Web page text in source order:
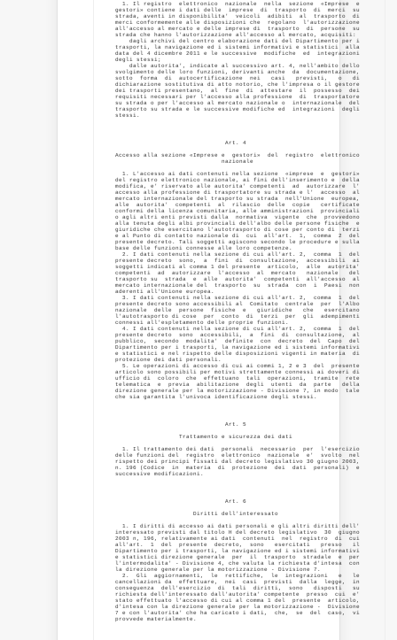
  1. Il registro  elettronico  nazionale  nella  sezione  «Imprese  e
gestori» contiene i dati delle  imprese  di  trasporto  di  merci  su
strada, aventi in disponibilita'  veicoli  adibiti  al  trasporto  di
merci conformemente alle disposizioni che  regolano  l'autorizzazione
all'accesso al mercato e delle imprese di  trasporto  di  persone  su
strada che hanno l'autorizzazione all'accesso al mercato, acquisiti:
    dagli archivi del centro elaborazione dati del Dipartimento per i
trasporti, la navigazione ed i sistemi informativi e statistici  alla
data del 4 dicembre 2011 e le successive  modifiche  ed  integrazioni
degli stessi;
    dalle autorita', indicate al successivo art. 4, nell'ambito dello
svolgimento delle loro funzioni, derivanti anche  da  documentazione,
sotto  forma  di  autocertificazione  nei   casi   previsti,   o   di
dichiarazione sostitutiva di atto notorio, che l'impresa o il gestore
dei trasporti presentano,  al  fine  di  attestare  il  possesso  dei
requisiti necessari per l'accesso alla professione  di  trasportatore
su strada o per l'accesso al mercato nazionale o  internazionale  del
trasporto su strada e le successive modifiche ed  integrazioni  degli
stessi.
                               Art. 4
Accesso alla sezione «Imprese e  gestori»  del  registro  elettronico
                              nazionale
  1. L'accesso ai dati contenuti nella sezione  «imprese  e  gestori»
del registro elettronico nazionale, ai fini dell'inserimento e  della
modifica, e' riservato alle autorita' competenti  ad  autorizzare  l'
accesso alla professione di trasportatore su strada e l'  accesso  al
mercato internazionale del trasporto su strada  nell'Unione  europea,
alle  autorita'  competenti  al  rilascio  delle  copie   certificate
conformi della licenza comunitaria, alle amministrazioni  provinciali
o agli altri enti previsti dalla  normativa  vigente  che  provvedono
alla tenuta degli albi provinciali dell'albo delle persone fisiche  e
giuridiche che esercitano l'autotrasporto di cose per conto di  terzi
e al Punto di contatto nazionale di  cui  all'art.  1,  comma  2  del
presente decreto. Tali soggetti agiscono secondo le procedure e sulla
base delle funzioni connesse alle loro competenze.
  2. I dati contenuti nella sezione di cui all'art. 2,  comma  1  del
presente decreto  sono,  a  fini  di  consultazione,  accessibili  ai
soggetti indicati al comma 1 del presente  articolo,  alle  autorita'
competenti  ad  autorizzare  l'accesso  al  mercato   nazionale   del
trasporto su  strada  e  alle  autorita'  competenti  all'accesso  al
mercato internazionale del  trasporto  su  strada  con  i  Paesi  non
aderenti all'Unione europea.
  3. I dati contenuti nella sezione di cui all'art. 2,  comma  1  del
presente decreto sono accessibili al  Comitato  centrale  per  l'Albo
nazionale  delle  persone  fisiche  e   giuridiche   che   esercitano
l'autotrasporto di cose  per  conto  di  terzi  per  gli  adempimenti
connessi all'espletamento delle proprie funzioni.
  4. I dati contenuti nella sezione di cui all'art. 2,  comma  1  del
presente decreto  sono  accessibili,  a  fini  di  consultazione,  al
pubblico,  secondo  modalita'  definite  con  decreto  del  Capo  del
Dipartimento per i trasporti, la navigazione ed i sistemi informativi
e statistici e nel rispetto delle disposizioni vigenti in materia  di
protezione dei dati personali.
  5. Le operazioni di accesso di cui ai commi 1, 2 e 3  del  presente
articolo sono possibili per motivi strettamente connessi ai doveri di
ufficio di  coloro  che  effettuano  tali  operazioni,  tramite  rete
telematica  e  previa  abilitazione  degli  utenti  da  parte   della
direzione generale per la motorizzazione - Divisione 7, in modo  tale
che sia garantita l'univoca identificazione degli stessi.
                               Art. 5
                  Trattamento e sicurezza dei dati
  1. Il trattamento dei dati  personali  necessario  per  l'esercizio
delle funzioni del  registro  elettronico  nazionale  e'  svolto  nel
rispetto dei principi fissati dal decreto legislativo 30 giugno 2003,
n. 196 (Codice  in  materia  di  protezione  dei  dati  personali)  e
successive modificazioni.
                               Art. 6
                      Diritti dell'interessato
  1. I diritti di accesso ai dati personali e gli altri diritti dell'
interessato previsti dal titolo H del decreto legislativo  30  giugno
2003 n, 196, relativamente ai dati  contenuti  nel  registro  di  cui
all'art.  1  del  presente  decreto,  sono   esercitati   presso   il
Dipartimento per i trasporti, la navigazione ed i sistemi informativi
e statistici direzione generale  per  il  trasporto  stradale  e  per
l'intermodalita' - Divisione 4, che valuta la richiesta d'intesa  con
la direzione generale per la motorizzazione - Divisione 7.
  2.  Gli  aggiornamenti,  le  rettifiche,  le  integrazioni   e   le
cancellazioni da  effettuare,  nei  casi  previsti  dalla  legge,  in
conseguenza  dell'esercizio  di  tali  diritti,  sono   disposti   su
richiesta dell'interessato dall'autorita' competente  presso  cui  e'
stato effettuato l'accesso di cui al comma 1 del  presente  articolo,
d'intesa con la direzione generale per la motorizzazione -  Divisione
7 e con l'autorita' che ha caricato i dati,  che,  se  del  caso,  vi
provvede materialmente.